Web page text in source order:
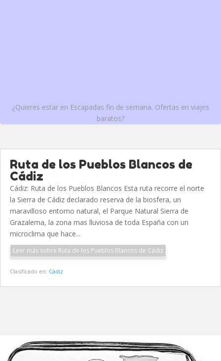
¿Quieres estar en Escapadas fin de semana. Ofertas en viajes
baratos?
Ruta de los Pueblos Blancos de
Cádiz
Cádiz: Ruta de los Pueblos Blancos Esta ruta recorre el norte
la Sierra de Cádiz declarado reserva de la biosfera, un
maravilloso entorno natural, el Parque Natural Sierra de
Grazalema, la zona mas lluviosa de toda España con un
microclima que hace...
Leer más sobre Ruta de los Pueblos Blancos de Cádiz
Clasificado en: Cádiz